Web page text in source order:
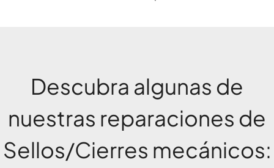
Descubra algunas de
nuestras reparaciones de
Sellos/Cierres mecánicos: